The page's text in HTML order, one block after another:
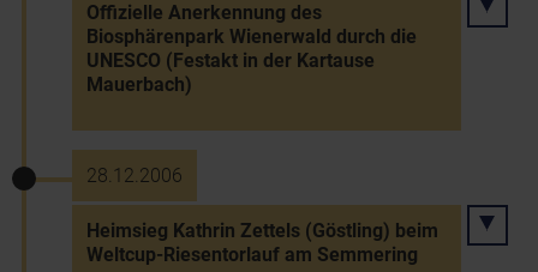
Offizielle Anerkennung des
Biosphärenpark Wienerwald durch die
UNESCO (Festakt in der Kartause
Mauerbach)
28.12.2006
Heimsieg Kathrin Zettels (Göstling) beim
Weltcup-Riesentorlauf am Semmering